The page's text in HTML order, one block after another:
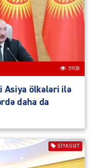
5908
Asiya ölkələri ilə
daha da
SIYASƏT